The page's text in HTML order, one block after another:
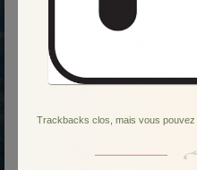
Trackbacks clos, mais vous pouvez